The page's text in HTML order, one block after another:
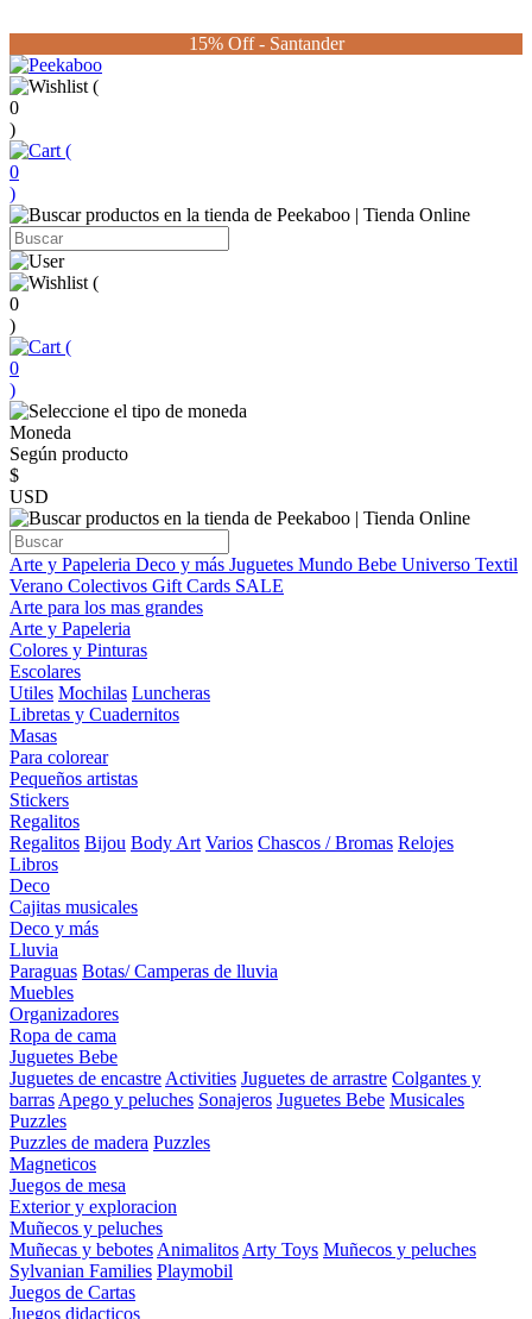
15% Off - Santander
(
0
)
(
0
)
(
0
)
(
0
)
Moneda
Según producto
$
USD
Arte y Papeleria Deco y más Juguetes Mundo Bebe Universo Textil
Verano Colectivos Gift Cards SALE
Arte para los mas grandes
Arte y Papeleria
Colores y Pinturas
Escolares
Utiles Mochilas Luncheras
Libretas y Cuadernitos
Masas
Para colorear
Pequeños artistas
Stickers
Regalitos
Regalitos Bijou Body Art Varios Chascos / Bromas Relojes
Libros
Deco
Cajitas musicales
Deco y más
Lluvia
Paraguas Botas/ Camperas de lluvia
Muebles
Organizadores
Ropa de cama
Juguetes Bebe
Juguetes de encastre Activities Juguetes de arrastre Colgantes y
barras Apego y peluches Sonajeros Juguetes Bebe Musicales
Puzzles
Puzzles de madera Puzzles
Magneticos
Juegos de mesa
Exterior y exploracion
Muñecos y peluches
Muñecas y bebotes Animalitos Arty Toys Muñecos y peluches
Sylvanian Families Playmobil
Juegos de Cartas
Juegos didacticos